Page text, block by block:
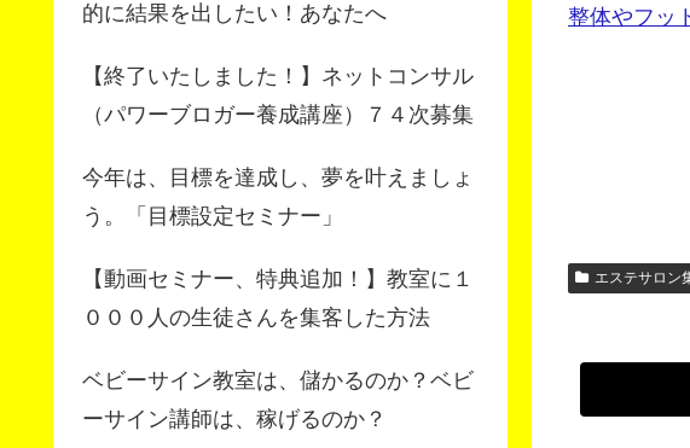
整体やフッ
エステサロン
的に結果を出したい！あなたへ
【終了いたしました！】ネットコンサル
（パワーブロガー養成講座）７４次募集
今年は、目標を達成し、夢を叶えましょ
う。「目標設定セミナー」
【動画セミナー、特典追加！】教室に１
０００人の生徒さんを集客した方法
ベビーサイン教室は、儲かるのか？ベビ
ーサイン講師は、稼げるのか？